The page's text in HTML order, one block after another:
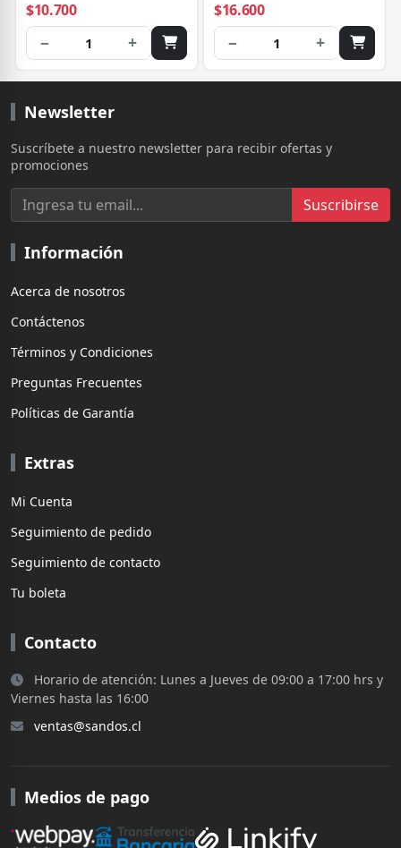
Essential Naxos 501-G
110/220V
$10.700
− 1 +
$16.600
− 1 +
Newsletter
Suscríbete a nuestro newsletter para recibir ofertas y
promociones
Suscribirse
Información
Acerca de nosotros
Contáctenos
Términos y Condiciones
Preguntas Frecuentes
Políticas de Garantía
Extras
Mi Cuenta
Seguimiento de pedido
Seguimiento de contacto
Tu boleta
Contacto
Horario de atención: Lunes a Jueves de 09:00 a 17:00 hrs y
Viernes hasta las 16:00
ventas@sandos.cl
Medios de pago